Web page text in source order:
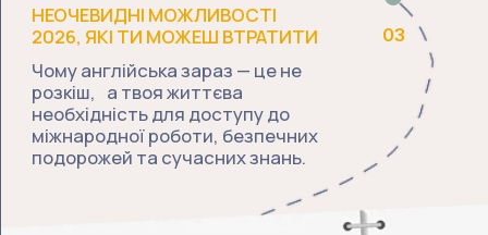
рівень А1. Ти чітко побачиш свій
шлях на найближчі 3 місяці: від
повного нерозуміння до
впевнених перших діалогів.
05